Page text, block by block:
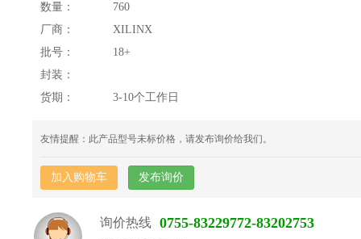
数量：
760
厂商：
XILINX
批号：
18+
封装：
货期：
3-10个工作日
友情提醒：此产品型号未标价格，请发布询价给我们。
加入购物车 发布询价
询价热线 0755-83229772-83202753